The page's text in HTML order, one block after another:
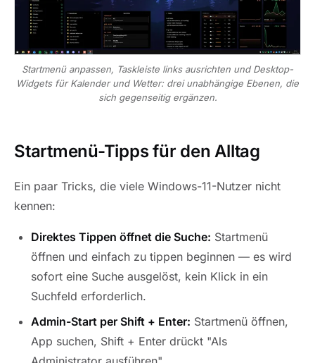
Startmenü anpassen, Taskleiste links ausrichten und Desktop-
Widgets für Kalender und Wetter: drei unabhängige Ebenen, die
sich gegenseitig ergänzen.
Startmenü-Tipps für den Alltag
Ein paar Tricks, die viele Windows-11-Nutzer nicht
kennen:
Direktes Tippen öffnet die Suche: Startmenü
öffnen und einfach zu tippen beginnen — es wird
sofort eine Suche ausgelöst, kein Klick in ein
Suchfeld erforderlich.
Admin-Start per Shift + Enter: Startmenü öffnen,
App suchen, Shift + Enter drückt "Als